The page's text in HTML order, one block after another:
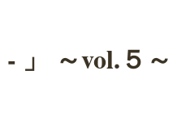
」 ～vol.５～